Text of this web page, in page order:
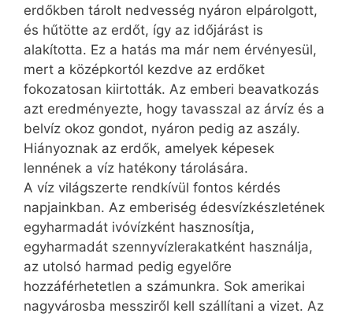
erdőkben tárolt nedvesség nyáron elpárolgott,
és hűtötte az erdőt, így az időjárást is
alakította. Ez a hatás ma már nem érvényesül,
mert a középkortól kezdve az erdőket
fokozatosan kiirtották. Az emberi beavatkozás
azt eredményezte, hogy tavasszal az árvíz és a
belvíz okoz gondot, nyáron pedig az aszály.
Hiányoznak az erdők, amelyek képesek
lennének a víz hatékony tárolására.
A víz világszerte rendkívül fontos kérdés
napjainkban. Az emberiség édesvízkészletének
egyharmadát ivóvízként hasznosítja,
egyharmadát szennyvízlerakatként használja,
az utolsó harmad pedig egyelőre
hozzáférhetetlen a számunkra. Sok amerikai
nagyvárosba messziről kell szállítani a vizet. Az